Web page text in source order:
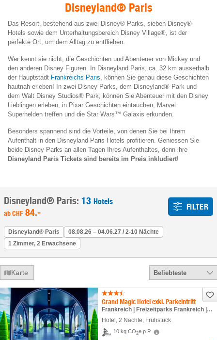
Disneyland® Paris
Das Resort, bestehend aus zwei Disney® Parks, sieben Disney®
Hotels sowie dem Unterhaltungsbereich Disney Village®, ist der
perfekte Ort, um dem Alltag zu entfliehen.
Wer kennt sie nicht, die Geschichten und Abenteuer von Mickey und
den anderen Disney Figuren. In Disneyland Paris, ca. 32 km ausserhalb
der Hauptstadt Frankreichs Paris, können Sie genau diese Geschichten
hautnah erleben! In zwei Disney Parks, dem Disneyland® Park und
dem Walt Disney Studios® Park, können Sie Abenteuer mit den Disney
Lieblingen erleben, in Pixar Geschichten eintauchen, Marvel
Superhelden treffen und die Star Wars™ Galaxis erkunden.
Besonders spannend sind die Vorteile, von denen Sie bei Ihrem
Aufenthalt in den Disneyland Paris Hotels profitieren. Geniessen Sie
beide Disney Parks an allen Tagen Ihres Aufenthaltes, denn ihre
Disneyland Paris Tickets sind bereits im Preis inkludiert!
Disneyland® Paris: 13 Hotels
abCHF 84.- FILTER
Disneyland® Paris
08.08.26 – 04.06.27 / 2-10 Nächte
1 Zimmer, 2 Erwachsene
Karte Beliebteste
Grand Magic Hotel exkl. Parkeintritt
Frankreich | Freizeitparks Frankreich | Disneyland® Paris
Hotel , 2 Nächte, Frühstück
10 kg CO2e p.P.